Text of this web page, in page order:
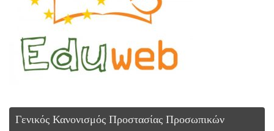
Γενικός Κανονισμός Προστασίας Προσωπικών